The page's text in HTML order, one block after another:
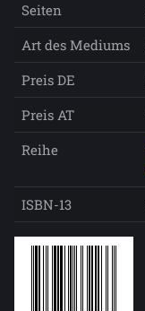
Seiten
Art des Mediums
Preis DE
Preis AT
Reihe
ISBN-13